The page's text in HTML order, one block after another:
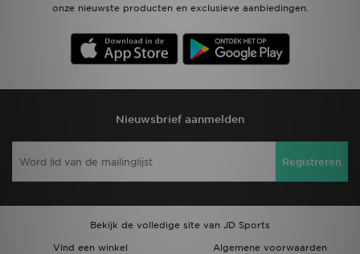
onze nieuwste producten en exclusieve aanbiedingen.
Nieuwsbrief aanmelden
Registreren
Bekijk de volledige site van JD Sports
Vind een winkel
Algemene voorwaarden